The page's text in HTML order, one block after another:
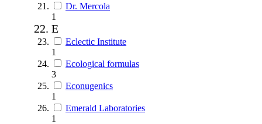
Dr. Mercola
1
E
Eclectic Institute
1
Ecological formulas
3
Econugenics
1
Emerald Laboratories
1